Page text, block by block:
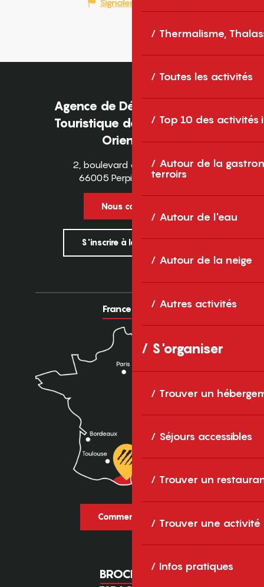
Thermalisme,
Toutes les activités
Top 10 des activités
Autour de la
terroirs
Autour de l'eau
Autour de la neige
Autres activités
S'organiser
Trouver un
Séjours accessibles
Trouver un
Trouver une activité
Infos pratiques
Signaler une erreur
Agence de Développement
Touristique des Pyrénées-
Orientales
2, boulevard des Pyrénées
66005 Perpignan Cedex
Nous contacter
S'inscrire à la newsletter
France Europe
Comment venir ?
BROCHURES